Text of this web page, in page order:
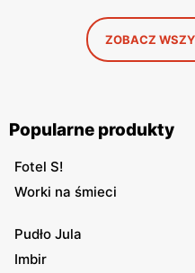
ZOBACZ
Popularne produkty
Fotel S!
Worki na śmieci
Pudło Jula
Imbir